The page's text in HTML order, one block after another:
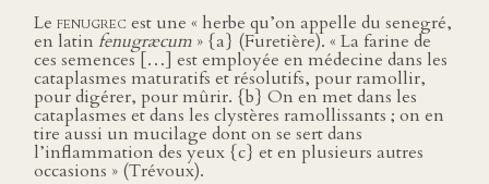
Le fenugrecest une « herbe qu’on appelle du senegré,
en latin fenugræcum » {a} (Furetière). « La farine de
ces semences […] est employée en médecine dans les
cataplasmes maturatifs et résolutifs, pour ramollir,
pour digérer, pour mûrir. {b} On en met dans les
cataplasmes et dans les clystères ramollissants ; on en
tire aussi un mucilage dont on se sert dans
l’inflammation des yeux {c} et en plusieurs autres
occasions » (Trévoux).